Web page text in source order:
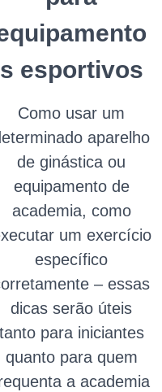
s esportivos
Como usar um
aparelho
de ginástica ou
equipamento de
academia, como
um exercício
específico
– essas
dicas serão úteis
tanto para iniciantes
quanto para quem
a academia